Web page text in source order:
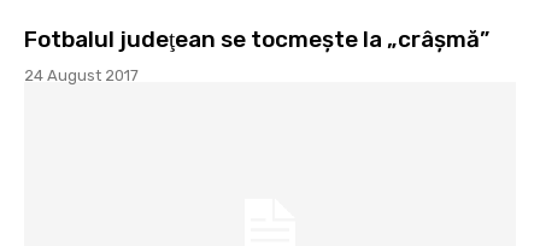
Fotbalul judeţean se tocmeşte la „crâşmă”
24 August 2017